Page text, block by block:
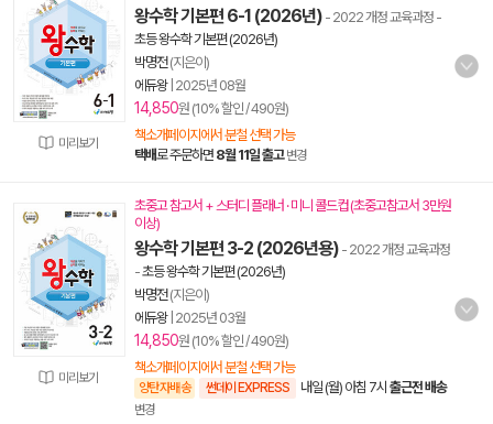
미리보기
왕수학 기본편 6-1 (2026년) - 2022 개정 교육과정 -
초등 왕수학 기본편 (2026년)
박명전(지은이)
에듀왕| 2025년 08월
14,850원 (10% 할인 / 490원)
책소개페이지에서 분철 선택 가능
택배로 주문하면 8월 11일 출고 변경
미리보기
초중고 참고서 + 스터디 플래너 · 미니 콜드컵 (초중고참고서 3만원
이상)
왕수학 기본편 3-2 (2026년용) - 2022 개정 교육과정
-초등 왕수학 기본편 (2026년)
박명전(지은이)
에듀왕| 2025년 03월
14,850원 (10% 할인 / 490원)
책소개페이지에서 분철 선택 가능
양탄자배송 썬데이 EXPRESS 내일 (월) 아침 7시 출근전 배송
변경